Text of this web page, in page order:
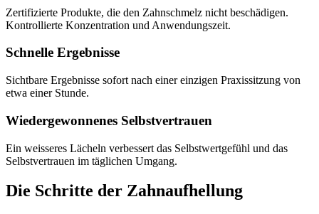
Zertifizierte Produkte, die den Zahnschmelz nicht beschädigen.
Kontrollierte Konzentration und Anwendungszeit.
Schnelle Ergebnisse
Sichtbare Ergebnisse sofort nach einer einzigen Praxissitzung von
etwa einer Stunde.
Wiedergewonnenes Selbstvertrauen
Ein weisseres Lächeln verbessert das Selbstwertgefühl und das
Selbstvertrauen im täglichen Umgang.
Die Schritte der Zahnaufhellung